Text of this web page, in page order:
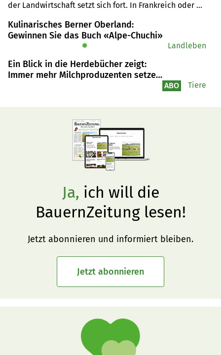
der Landwirtschaft setzt sich fort. In Frankreich oder
Kulinarisches Berner Oberland:
Gewinnen Sie das Buch «Alpe-Chuchi»
✹ Landleben
Ein Blick in die Herdebücher zeigt:
Immer mehr Milchproduzenten setzen
ABO Tiere
Ja, ich will die
BauernZeitung lesen!
Jetzt abonnieren und informiert bleiben.
Jetzt abonnieren